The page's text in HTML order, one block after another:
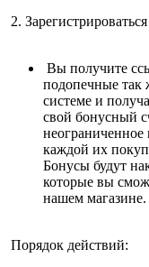
2.
Вы получите
подопечные так
системе и
свой бонусный
неограниченное
каждой их
Бонусы будут
которые вы
нашем магазине.
Порядок действий: